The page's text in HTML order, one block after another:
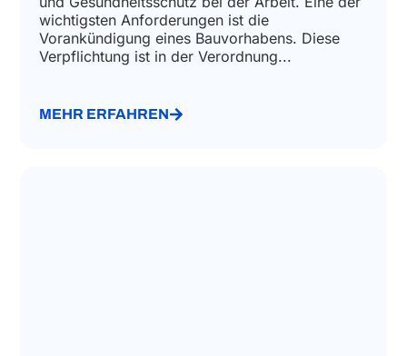
wichtigsten Anforderungen ist die
Vorankündigung eines Bauvorhabens. Diese
Verpflichtung ist in der Verordnung...
MEHR ERFAHREN